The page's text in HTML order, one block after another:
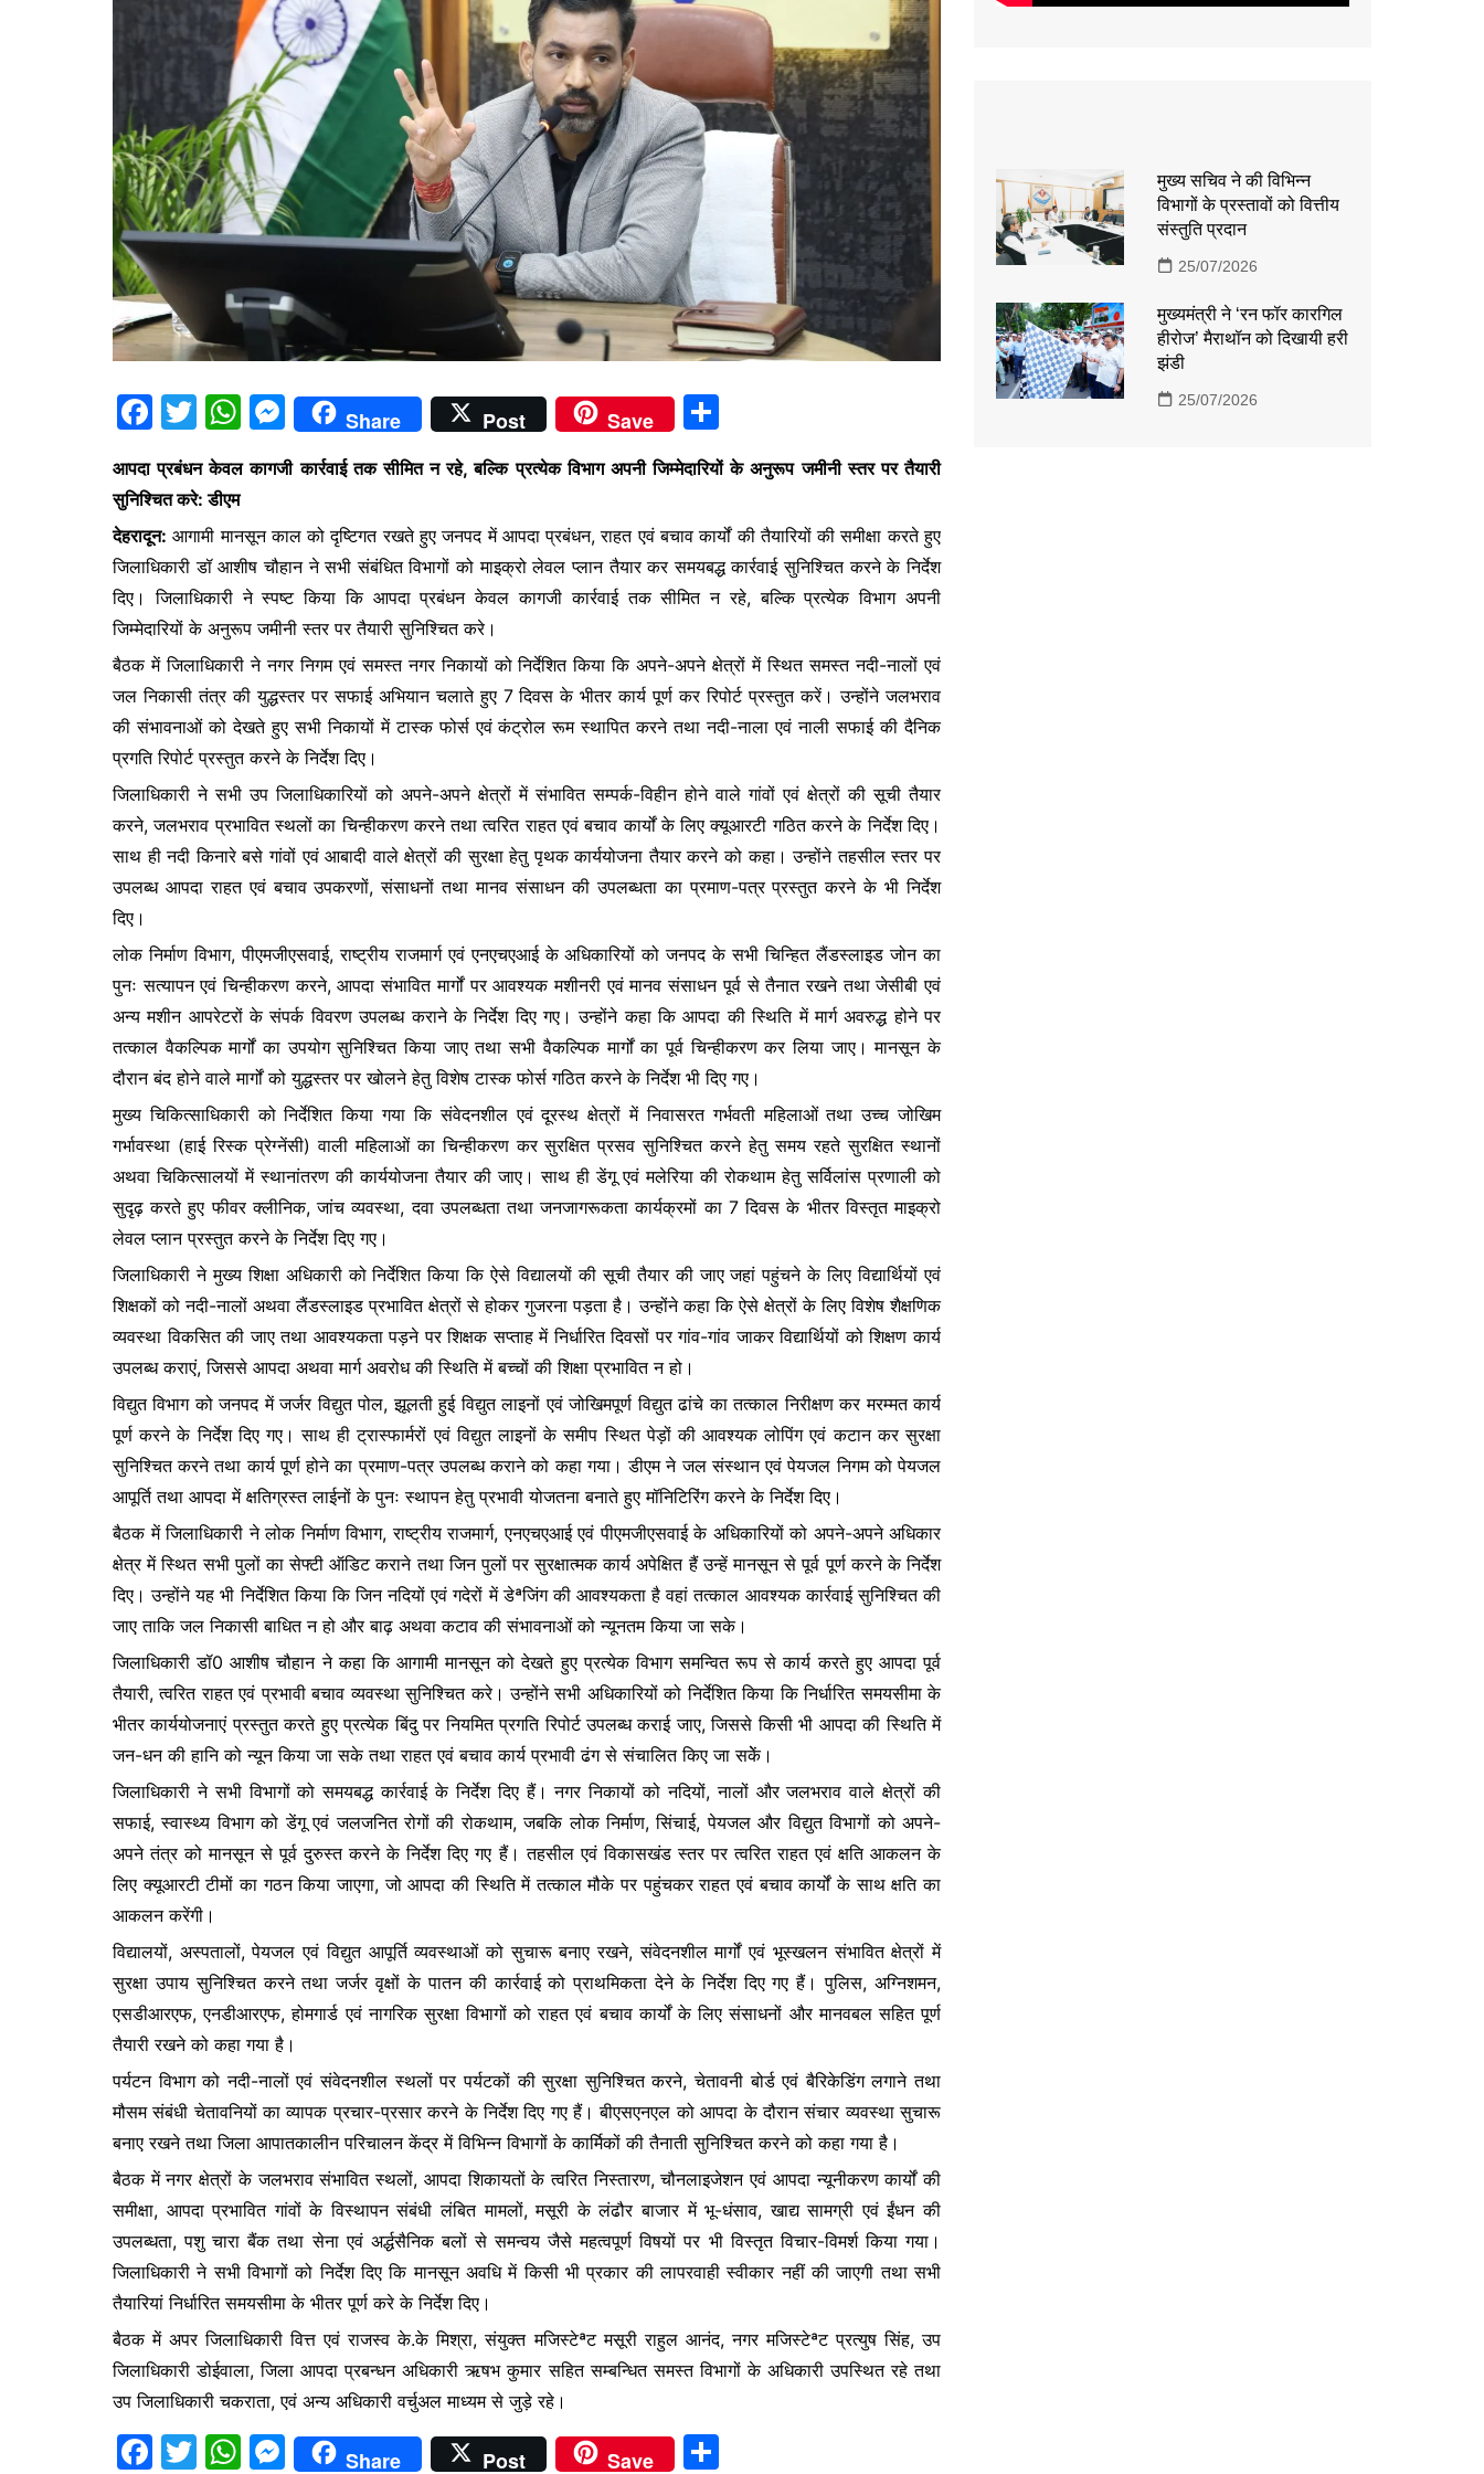
F
c
e
b
o
o
k
T
w
itt
er
W
at
A
p
p
M
e
s
e
n
g
er
Share Post Save
h
ar
e
आपदा प्रबंधन केवल कागजी कार्रवाई तक सीमित न रहे, बल्कि प्रत्येक विभाग अपनी जिम्मेदारियों के अनुरूप जमीनी स्तर पर तैयारी
सुनिश्चित करे: डीएम
देहरादून: आगामी मानसून काल को दृष्टिगत रखते हुए जनपद में आपदा प्रबंधन, राहत एवं बचाव कार्यों की तैयारियों की समीक्षा करते हुए
जिलाधिकारी डॉ आशीष चौहान ने सभी संबंधित विभागों को माइक्रो लेवल प्लान तैयार कर समयबद्ध कार्रवाई सुनिश्चित करने के निर्देश
दिए। जिलाधिकारी ने स्पष्ट किया कि आपदा प्रबंधन केवल कागजी कार्रवाई तक सीमित न रहे, बल्कि प्रत्येक विभाग अपनी
जिम्मेदारियों के अनुरूप जमीनी स्तर पर तैयारी सुनिश्चित करे।
बैठक में जिलाधिकारी ने नगर निगम एवं समस्त नगर निकायों को निर्देशित किया कि अपने-अपने क्षेत्रों में स्थित समस्त नदी-नालों एवं
जल निकासी तंत्र की युद्धस्तर पर सफाई अभियान चलाते हुए 7 दिवस के भीतर कार्य पूर्ण कर रिपोर्ट प्रस्तुत करें। उन्होंने जलभराव
की संभावनाओं को देखते हुए सभी निकायों में टास्क फोर्स एवं कंट्रोल रूम स्थापित करने तथा नदी-नाला एवं नाली सफाई की दैनिक
प्रगति रिपोर्ट प्रस्तुत करने के निर्देश दिए।
जिलाधिकारी ने सभी उप जिलाधिकारियों को अपने-अपने क्षेत्रों में संभावित सम्पर्क-विहीन होने वाले गांवों एवं क्षेत्रों की सूची तैयार
करने, जलभराव प्रभावित स्थलों का चिन्हीकरण करने तथा त्वरित राहत एवं बचाव कार्यों के लिए क्यूआरटी गठित करने के निर्देश दिए।
साथ ही नदी किनारे बसे गांवों एवं आबादी वाले क्षेत्रों की सुरक्षा हेतु पृथक कार्ययोजना तैयार करने को कहा। उन्होंने तहसील स्तर पर
उपलब्ध आपदा राहत एवं बचाव उपकरणों, संसाधनों तथा मानव संसाधन की उपलब्धता का प्रमाण-पत्र प्रस्तुत करने के भी निर्देश
दिए।
लोक निर्माण विभाग, पीएमजीएसवाई, राष्ट्रीय राजमार्ग एवं एनएचएआई के अधिकारियों को जनपद के सभी चिन्हित लैंडस्लाइड जोन का
पुनः सत्यापन एवं चिन्हीकरण करने, आपदा संभावित मार्गों पर आवश्यक मशीनरी एवं मानव संसाधन पूर्व से तैनात रखने तथा जेसीबी एवं
अन्य मशीन आपरेटरों के संपर्क विवरण उपलब्ध कराने के निर्देश दिए गए। उन्होंने कहा कि आपदा की स्थिति में मार्ग अवरुद्ध होने पर
तत्काल वैकल्पिक मार्गों का उपयोग सुनिश्चित किया जाए तथा सभी वैकल्पिक मार्गों का पूर्व चिन्हीकरण कर लिया जाए। मानसून के
दौरान बंद होने वाले मार्गों को युद्धस्तर पर खोलने हेतु विशेष टास्क फोर्स गठित करने के निर्देश भी दिए गए।
मुख्य चिकित्साधिकारी को निर्देशित किया गया कि संवेदनशील एवं दूरस्थ क्षेत्रों में निवासरत गर्भवती महिलाओं तथा उच्च जोखिम
गर्भावस्था (हाई रिस्क प्रेग्नेंसी) वाली महिलाओं का चिन्हीकरण कर सुरक्षित प्रसव सुनिश्चित करने हेतु समय रहते सुरक्षित स्थानों
अथवा चिकित्सालयों में स्थानांतरण की कार्ययोजना तैयार की जाए। साथ ही डेंगू एवं मलेरिया की रोकथाम हेतु सर्विलांस प्रणाली को
सुदृढ़ करते हुए फीवर क्लीनिक, जांच व्यवस्था, दवा उपलब्धता तथा जनजागरूकता कार्यक्रमों का 7 दिवस के भीतर विस्तृत माइक्रो
लेवल प्लान प्रस्तुत करने के निर्देश दिए गए।
जिलाधिकारी ने मुख्य शिक्षा अधिकारी को निर्देशित किया कि ऐसे विद्यालयों की सूची तैयार की जाए जहां पहुंचने के लिए विद्यार्थियों एवं
शिक्षकों को नदी-नालों अथवा लैंडस्लाइड प्रभावित क्षेत्रों से होकर गुजरना पड़ता है। उन्होंने कहा कि ऐसे क्षेत्रों के लिए विशेष शैक्षणिक
व्यवस्था विकसित की जाए तथा आवश्यकता पड़ने पर शिक्षक सप्ताह में निर्धारित दिवसों पर गांव-गांव जाकर विद्यार्थियों को शिक्षण कार्य
उपलब्ध कराएं, जिससे आपदा अथवा मार्ग अवरोध की स्थिति में बच्चों की शिक्षा प्रभावित न हो।
विद्युत विभाग को जनपद में जर्जर विद्युत पोल, झूलती हुई विद्युत लाइनों एवं जोखिमपूर्ण विद्युत ढांचे का तत्काल निरीक्षण कर मरम्मत कार्य
पूर्ण करने के निर्देश दिए गए। साथ ही ट्रास्फार्मरों एवं विद्युत लाइनों के समीप स्थित पेड़ों की आवश्यक लोपिंग एवं कटान कर सुरक्षा
सुनिश्चित करने तथा कार्य पूर्ण होने का प्रमाण-पत्र उपलब्ध कराने को कहा गया। डीएम ने जल संस्थान एवं पेयजल निगम को पेयजल
आपूर्ति तथा आपदा में क्षतिग्रस्त लाईनों के पुनः स्थापन हेतु प्रभावी योजतना बनाते हुए मॉनिटिरिंग करने के निर्देश दिए।
बैठक में जिलाधिकारी ने लोक निर्माण विभाग, राष्ट्रीय राजमार्ग, एनएचएआई एवं पीएमजीएसवाई के अधिकारियों को अपने-अपने अधिकार
क्षेत्र में स्थित सभी पुलों का सेफ्टी ऑडिट कराने तथा जिन पुलों पर सुरक्षात्मक कार्य अपेक्षित हैं उन्हें मानसून से पूर्व पूर्ण करने के निर्देश
दिए। उन्होंने यह भी निर्देशित किया कि जिन नदियों एवं गदेरों में डेªजिंग की आवश्यकता है वहां तत्काल आवश्यक कार्रवाई सुनिश्चित की
जाए ताकि जल निकासी बाधित न हो और बाढ़ अथवा कटाव की संभावनाओं को न्यूनतम किया जा सके।
जिलाधिकारी डॉ0 आशीष चौहान ने कहा कि आगामी मानसून को देखते हुए प्रत्येक विभाग समन्वित रूप से कार्य करते हुए आपदा पूर्व
तैयारी, त्वरित राहत एवं प्रभावी बचाव व्यवस्था सुनिश्चित करे। उन्होंने सभी अधिकारियों को निर्देशित किया कि निर्धारित समयसीमा के
भीतर कार्ययोजनाएं प्रस्तुत करते हुए प्रत्येक बिंदु पर नियमित प्रगति रिपोर्ट उपलब्ध कराई जाए, जिससे किसी भी आपदा की स्थिति में
जन-धन की हानि को न्यून किया जा सके तथा राहत एवं बचाव कार्य प्रभावी ढंग से संचालित किए जा सकेें।
जिलाधिकारी ने सभी विभागों को समयबद्ध कार्रवाई के निर्देश दिए हैं। नगर निकायों को नदियों, नालों और जलभराव वाले क्षेत्रों की
सफाई, स्वास्थ्य विभाग को डेंगू एवं जलजनित रोगों की रोकथाम, जबकि लोक निर्माण, सिंचाई, पेयजल और विद्युत विभागों को अपने-
अपने तंत्र को मानसून से पूर्व दुरुस्त करने के निर्देश दिए गए हैं। तहसील एवं विकासखंड स्तर पर त्वरित राहत एवं क्षति आकलन के
लिए क्यूआरटी टीमों का गठन किया जाएगा, जो आपदा की स्थिति में तत्काल मौके पर पहुंचकर राहत एवं बचाव कार्यों के साथ क्षति का
आकलन करेंगी।
विद्यालयों, अस्पतालों, पेयजल एवं विद्युत आपूर्ति व्यवस्थाओं को सुचारू बनाए रखने, संवेदनशील मार्गों एवं भूस्खलन संभावित क्षेत्रों में
सुरक्षा उपाय सुनिश्चित करने तथा जर्जर वृक्षों के पातन की कार्रवाई को प्राथमिकता देने के निर्देश दिए गए हैं। पुलिस, अग्निशमन,
एसडीआरएफ, एनडीआरएफ, होमगार्ड एवं नागरिक सुरक्षा विभागों को राहत एवं बचाव कार्यों के लिए संसाधनों और मानवबल सहित पूर्ण
तैयारी रखने को कहा गया है।
पर्यटन विभाग को नदी-नालों एवं संवेदनशील स्थलों पर पर्यटकों की सुरक्षा सुनिश्चित करने, चेतावनी बोर्ड एवं बैरिकेडिंग लगाने तथा
मौसम संबंधी चेतावनियों का व्यापक प्रचार-प्रसार करने के निर्देश दिए गए हैं। बीएसएनएल को आपदा के दौरान संचार व्यवस्था सुचारू
बनाए रखने तथा जिला आपातकालीन परिचालन केंद्र में विभिन्न विभागों के कार्मिकों की तैनाती सुनिश्चित करने को कहा गया है।
बैठक में नगर क्षेत्रों के जलभराव संभावित स्थलों, आपदा शिकायतों के त्वरित निस्तारण, चौनलाइजेशन एवं आपदा न्यूनीकरण कार्यों की
समीक्षा, आपदा प्रभावित गांवों के विस्थापन संबंधी लंबित मामलों, मसूरी के लंढौर बाजार में भू-धंसाव, खाद्य सामग्री एवं ईंधन की
उपलब्धता, पशु चारा बैंक तथा सेना एवं अर्द्धसैनिक बलों से समन्वय जैसे महत्वपूर्ण विषयों पर भी विस्तृत विचार-विमर्श किया गया।
जिलाधिकारी ने सभी विभागों को निर्देश दिए कि मानसून अवधि में किसी भी प्रकार की लापरवाही स्वीकार नहीं की जाएगी तथा सभी
तैयारियां निर्धारित समयसीमा के भीतर पूर्ण करे के निर्देश दिए।
बैठक में अपर जिलाधिकारी वित्त एवं राजस्व के.के मिश्रा, संयुक्त मजिस्टेªट मसूरी राहुल आनंद, नगर मजिस्टेªट प्रत्युष सिंह, उप
जिलाधिकारी डोईवाला, जिला आपदा प्रबन्धन अधिकारी ऋषभ कुमार सहित सम्बन्धित समस्त विभागों के अधिकारी उपस्थित रहे तथा
उप जिलाधिकारी चकराता, एवं अन्य अधिकारी वर्चुअल माध्यम से जुड़े रहे।
F
T
W M
Share Post Save
मुख्य सचिव ने की विभिन्न
विभागों के प्रस्तावों को वित्तीय
संस्तुति प्रदान
25/07/2026
मुख्यमंत्री ने ‘रन फॉर कारगिल
हीरोज’ मैराथॉन को दिखायी हरी
झंडी
25/07/2026